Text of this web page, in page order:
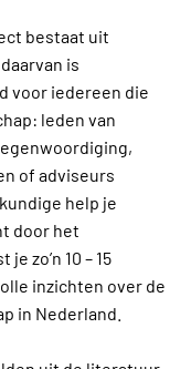
bestaat uit
is
voor iedereen die
leden van
of adviseurs
help je
door het
zo’n 10 – 15
inzichten over de
in Nederland.